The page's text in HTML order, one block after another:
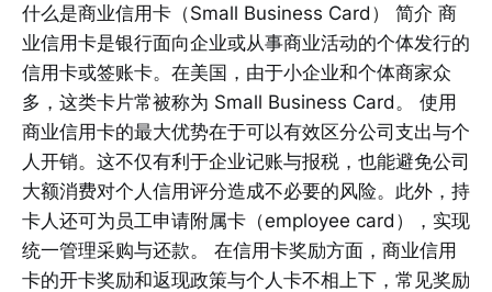
什么是商业信用卡（Small Business Card） 简介 商
业信用卡是银行面向企业或从事商业活动的个体发行的
信用卡或签账卡。在美国，由于小企业和个体商家众
多，这类卡片常被称为 Small Business Card。 使用
商业信用卡的最大优势在于可以有效区分公司支出与个
人开销。这不仅有利于企业记账与报税，也能避免公司
大额消费对个人信用评分造成不必要的风险。此外，持
卡人还可为员工申请附属卡（employee card），实现
统一管理采购与还款。 在信用卡奖励方面，商业信用
卡的开卡奖励和返现政策与个人卡不相上下，常见奖励